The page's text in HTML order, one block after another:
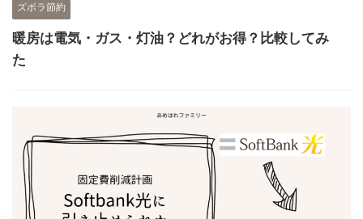
ズボラ節約
暖房は電気・ガス・灯油？どれがお得？比較してみ
た